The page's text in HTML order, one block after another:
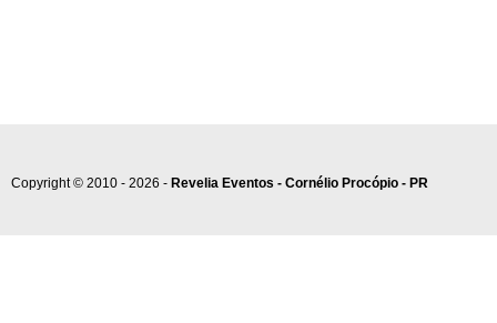
Copyright © 2010 - 2026 - Revelia Eventos - Cornélio Procópio - PR